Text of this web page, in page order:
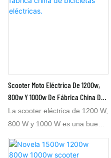
Scooter Moto Eléctrica De 1200w,
800w Y 1000w De Fábrica China De
Bicicletas Eléctricas.
La scooter eléctrica de 1200 W,
800 W y 1000 W es una buena
opción. Esta scooter eléctrica
de 1000 W y 800 W se fabrica